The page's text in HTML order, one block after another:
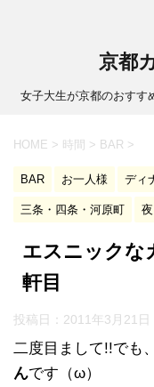
京都
女子大生が京都のおすす
HOME > 時間 > BAR >
BAR お一人様 ディ
三条・四条・河原町
エスニックな
軒目
投稿日： 2011年3月21日
二度目まして!!でも
んです（ω）